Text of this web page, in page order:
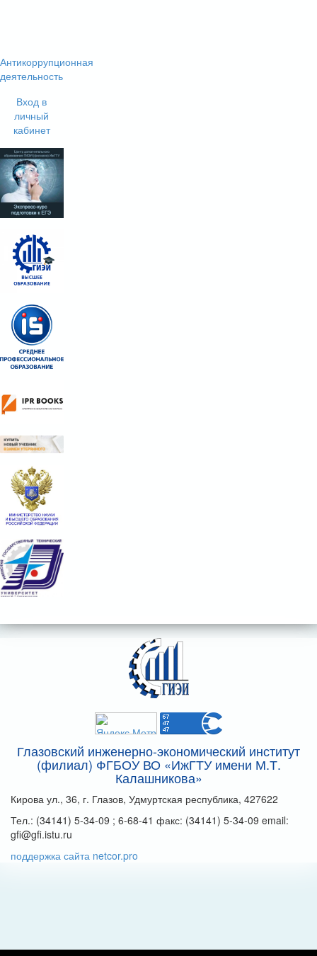
Антикоррупционная
деятельность
Вход в
личный
кабинет
Глазовский инженерно-экономический институт
(филиал) ФГБОУ ВО «ИжГТУ имени М.Т.
Калашникова»
Кирова ул., 36, г. Глазов, Удмуртская республика, 427622
Тел.: (34141) 5-34-09 ; 6-68-41 факс: (34141) 5-34-09 email:
gfi@gfi.istu.ru
поддержка сайта netcor.pro